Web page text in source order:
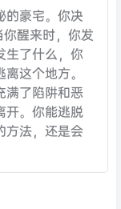
的豪宅。你决
醒来时，你发
生了什么，你
这个地方。
满了陷阱和恶
开。你能逃脱
方法，还是会